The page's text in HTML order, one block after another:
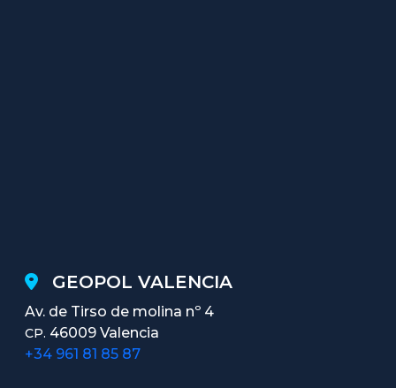
GEOPOL VALENCIA
Av. de Tirso de molina nº 4
CP. 46009 Valencia
+34 961 81 85 87